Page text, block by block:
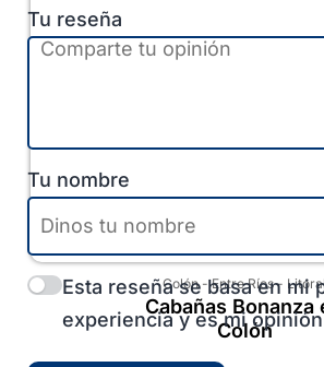
Colón-Entre Ríos-
Cabañas Bonanza
Colón
Tu reseña
Tu nombre
Esta reseña se basa en mi
experiencia y es mi